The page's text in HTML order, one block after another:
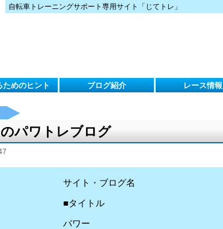
自転車トレーニングサポート専用サイト「じてトレ」
ためのヒント ブログ紹介 レース情報
パワトレブログ
サイト・ブログ名
■タイトル
パワー